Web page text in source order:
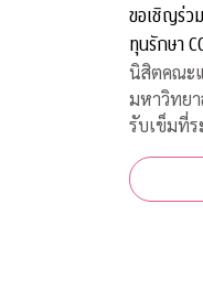
ขอเชิญร่ว
ทุนรักษา
นิสิตคณะ
มหาวิทยา
รับเข็มที่
วันคล้าย
กำเนิด “
ชวนประ